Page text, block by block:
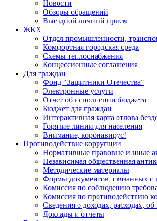
Новости
Обзоры обращений
Выездной личный прием
ЖКХ
Отдел промышленности,
Комфортная городская среда
Схемы теплоснабжения
Концессионные соглашения
Для граждан
Фонд "Защитники Отечества"
Электронные услуги
Отчет об исполнении бюджета
Бюджет для граждан
Интерактивная карта отлова
Горячие линии для населения
Внимание, коронавирус!
Противодействие коррупции
Нормативные правовые и иные
Независимая общественная
Методические материалы
Формы документов, связанных с
Комиссия по соблюдению
Комиссия по противодействию
Сведения о доходах, расходах,
Доклады и отчеты